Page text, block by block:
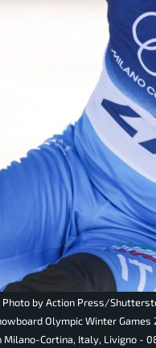
by Action Press/
Olympic Winter
Milano-Cortina, Italy, Livigno -